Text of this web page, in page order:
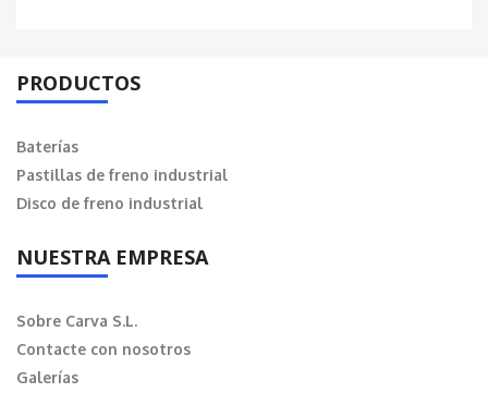
PRODUCTOS
Baterías
Pastillas de freno industrial
Disco de freno industrial
NUESTRA EMPRESA
Sobre Carva S.L.
Contacte con nosotros
Galerías